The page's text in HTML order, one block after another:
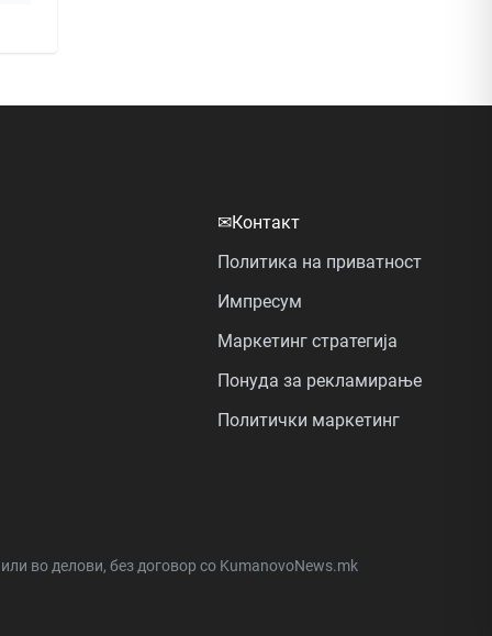
✉Контакт
Политика на приватност
Импресум
Маркетинг стратегија
Понуда за рекламирање
Политички маркетинг
во делови, без договор со KumanovoNews.mk